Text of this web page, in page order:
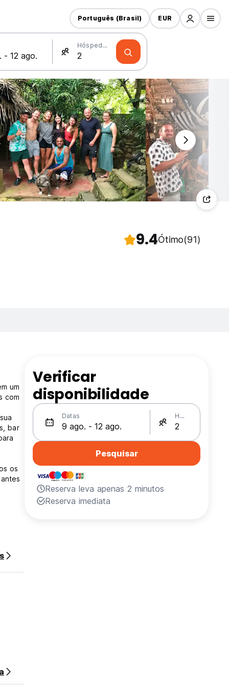
Hóspedes
Português (Brasil) EUR
9.4Ótimo(91)
um
com
bar
os
Verificar
disponibilidade
Datas Hóspedes
Pesquisar
Reserva leva apenas 2 minutos
Reserva imediata